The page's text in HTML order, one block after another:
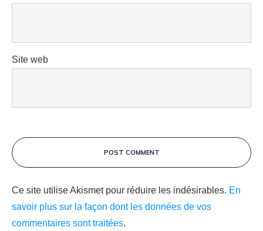
Site web
POST COMMENT
Ce site utilise Akismet pour réduire les indésirables. En
savoir plus sur la façon dont les données de vos
commentaires sont traitées.